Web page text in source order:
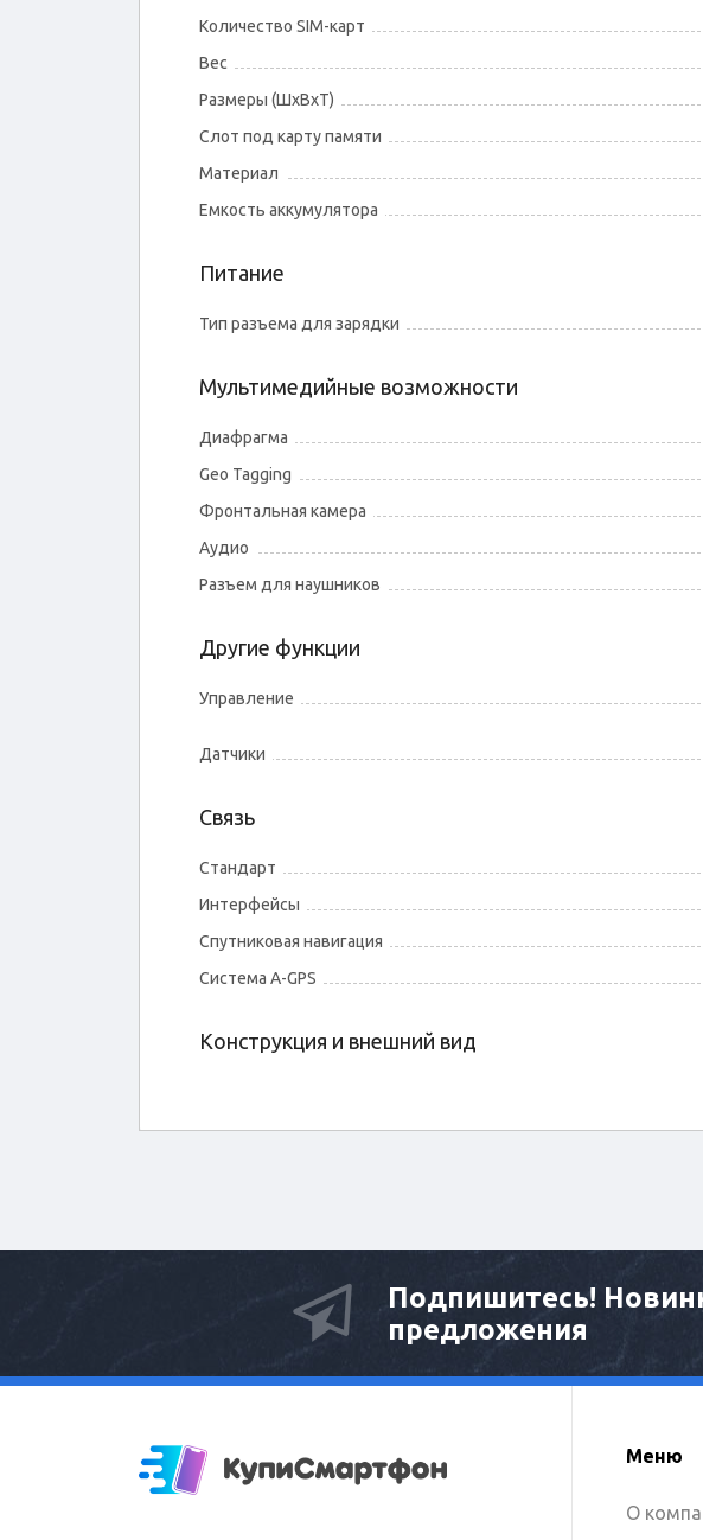
Количество SIM-карт
Вес
Размеры (ШxВxТ)
Слот под карту памяти
Материал
Емкость аккумулятора
Питание
Тип разъема для зарядки
Мультимедийные возможности
Диафрагма
Geo Tagging
Фронтальная камера
Аудио
Разъем для наушников
Другие функции
Управление
Датчики
Связь
Стандарт
Интерфейсы
Спутниковая навигация
Cистема A-GPS
Конструкция и внешний вид
Подпишитесь!
предложения
Меню
О